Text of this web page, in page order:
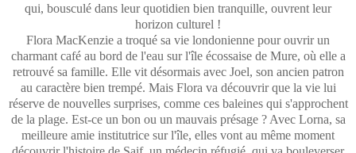
qui, bousculé dans leur quotidien bien tranquille, ouvrent leur
horizon culturel !
Flora MacKenzie a troqué sa vie londonienne pour ouvrir un
charmant café au bord de l'eau sur l'île écossaise de Mure, où elle a
retrouvé sa famille. Elle vit désormais avec Joel, son ancien patron
au caractère bien trempé. Mais Flora va découvrir que la vie lui
réserve de nouvelles surprises, comme ces baleines qui s'approchent
de la plage. Est-ce un bon ou un mauvais présage ? Avec Lorna, sa
meilleure amie institutrice sur l'île, elles vont au même moment